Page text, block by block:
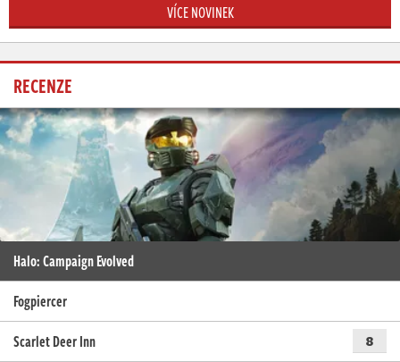
VÍCE NOVINEK
RECENZE
Halo: Campaign Evolved
Fogpiercer
Scarlet Deer Inn
8